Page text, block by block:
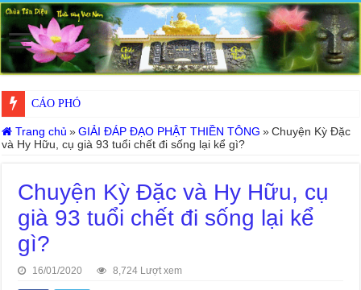
MyStake Gaming: La Migliore Scelta Ultima per lo lo Divertimento
CÁO PHÓ
Khoa học bế tắc về tìm nguồn gốc sự sống con người. Thầy Nguyễn
Trang chủ » GIẢI ĐÁP ĐẠO PHẬT THIỀN TÔNG » Chuyện Kỳ Đặc
và Hy Hữu, cụ già 93 tuổi chết đi sống lại kể gì?
Chuyện Kỳ Đặc và Hy Hữu, cụ
già 93 tuổi chết đi sống lại kể
gì?
16/01/2020 8,724 Lượt xem